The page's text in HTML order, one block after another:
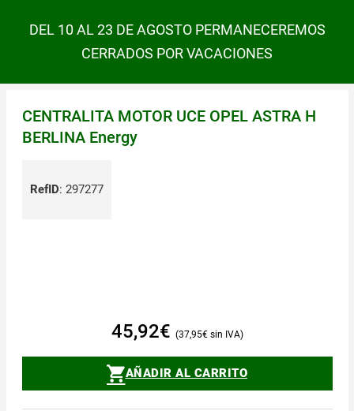
DEL 10 AL 23 DE AGOSTO PERMANECEREMOS
CERRADOS POR VACACIONES
CENTRALITA MOTOR UCE OPEL ASTRA H
BERLINA Energy
RefID: 297277
45,92€ 37,95€
AÑADIR AL CARRITO